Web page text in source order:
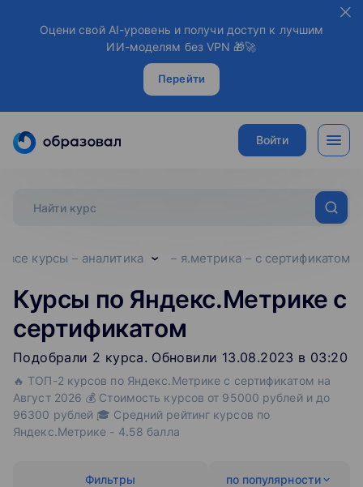
Оцени свой AI-уровень и получи доступ к лучшим
ИИ-моделям без VPN 🎁🚀
Перейти
Войти
все курсы аналитика я.метрика с сертификатом
Курсы по Яндекс.Метрике с
сертификатом
Подобрали 2 курса. Обновили 13.08.2023 в 03:20
🔥 ТОП-2 курсов по Яндекс.Метрике с сертификатом на
Август 2026 💰 Стоимость курсов от 95000 рублей и до
96300 рублей 🎓 Средний рейтинг курсов по
Яндекс.Метрике - 4.58 балла
по популярности
Фильтры